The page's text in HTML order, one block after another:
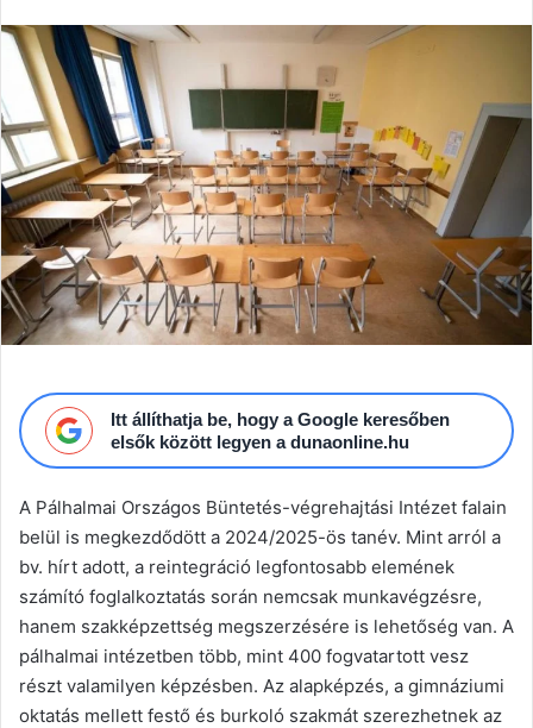
Itt állíthatja be, hogy a Google keresőben
elsők között legyen a dunaonline.hu
A Pálhalmai Országos Büntetés-végrehajtási Intézet falain
belül is megkezdődött a 2024/2025-ös tanév. Mint arról a
bv. hírt adott, a reintegráció legfontosabb elemének
számító foglalkoztatás során nemcsak munkavégzésre,
hanem szakképzettség megszerzésére is lehetőség van. A
pálhalmai intézetben több, mint 400 fogvatartott vesz
részt valamilyen képzésben. Az alapképzés, a gimnáziumi
oktatás mellett festő és burkoló szakmát szerezhetnek az